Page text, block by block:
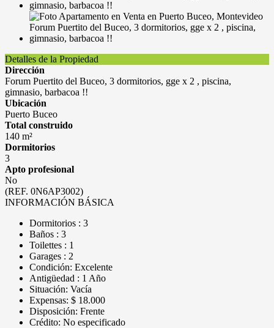
Detalles de la Propiedad
Dirección
Forum Puertito del Buceo, 3 dormitorios, gge x 2 , piscina,
gimnasio, barbacoa !!
Ubicación
Puerto Buceo
Total construido
140 m²
Dormitorios
3
Apto profesional
No
(REF. 0N6AP3002)
INFORMACIÓN BÁSICA
Dormitorios : 3
Baños : 3
Toilettes : 1
Garages : 2
Condición: Excelente
Antigüedad : 1 Año
Situación: Vacía
Expensas: $ 18.000
Disposición: Frente
Crédito: No especificado